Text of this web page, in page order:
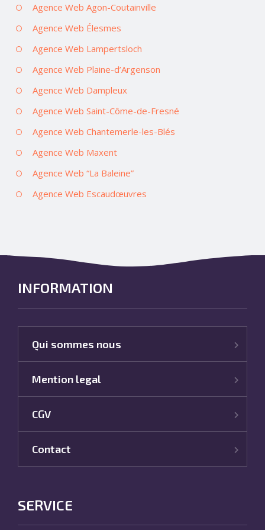
Agence Web Agon-Coutainville
Agence Web Élesmes
Agence Web Lampertsloch
Agence Web Plaine-d’Argenson
Agence Web Dampleux
Agence Web Saint-Côme-de-Fresné
Agence Web Chantemerle-les-Blés
Agence Web Maxent
Agence Web “La Baleine”
Agence Web Escaudœuvres
INFORMATION
Qui sommes nous
Mention legal
CGV
Contact
SERVICE